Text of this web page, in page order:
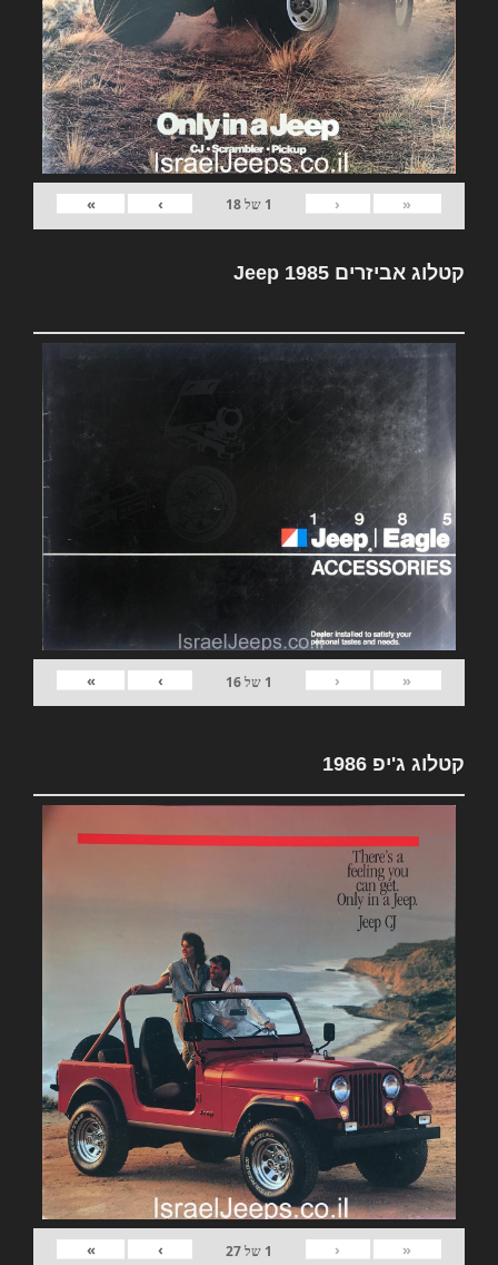
«
‹
1 של18
›
»
קטלוג אביזרים Jeep 1985
«
‹
1 של16
›
»
קטלוג ג'יפ 1986
«
‹
1 של27
›
»